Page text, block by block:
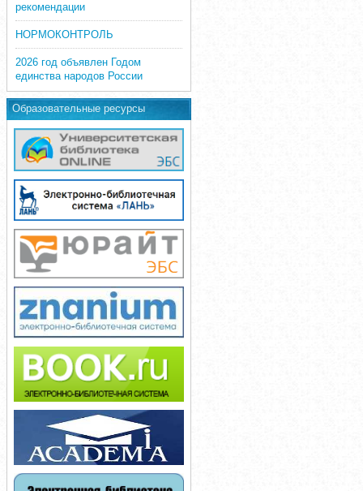
рекомендации
НОРМОКОНТРОЛЬ
2026 год объявлен Годом
единства народов России
Образовательные ресурсы